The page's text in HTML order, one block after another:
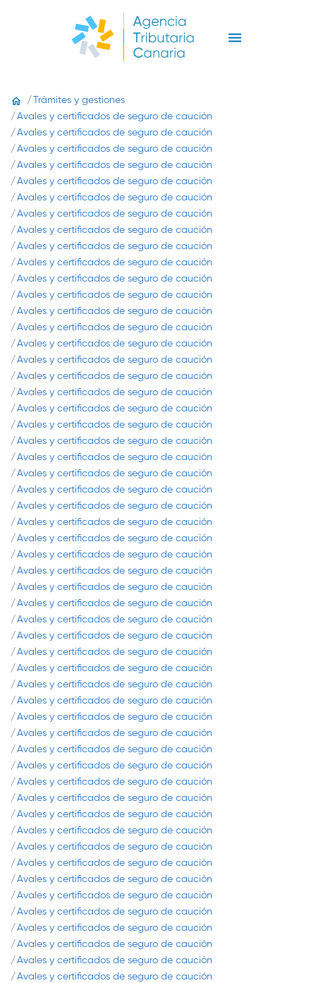
Trámites y gestiones
Avales y certificados de seguro de caución
Avales y certificados de seguro de caución
Avales y certificados de seguro de caución
Avales y certificados de seguro de caución
Avales y certificados de seguro de caución
Avales y certificados de seguro de caución
Avales y certificados de seguro de caución
Avales y certificados de seguro de caución
Avales y certificados de seguro de caución
Avales y certificados de seguro de caución
Avales y certificados de seguro de caución
Avales y certificados de seguro de caución
Avales y certificados de seguro de caución
Avales y certificados de seguro de caución
Avales y certificados de seguro de caución
Avales y certificados de seguro de caución
Avales y certificados de seguro de caución
Avales y certificados de seguro de caución
Avales y certificados de seguro de caución
Avales y certificados de seguro de caución
Avales y certificados de seguro de caución
Avales y certificados de seguro de caución
Avales y certificados de seguro de caución
Avales y certificados de seguro de caución
Avales y certificados de seguro de caución
Avales y certificados de seguro de caución
Avales y certificados de seguro de caución
Avales y certificados de seguro de caución
Avales y certificados de seguro de caución
Avales y certificados de seguro de caución
Avales y certificados de seguro de caución
Avales y certificados de seguro de caución
Avales y certificados de seguro de caución
Avales y certificados de seguro de caución
Avales y certificados de seguro de caución
Avales y certificados de seguro de caución
Avales y certificados de seguro de caución
Avales y certificados de seguro de caución
Avales y certificados de seguro de caución
Avales y certificados de seguro de caución
Avales y certificados de seguro de caución
Avales y certificados de seguro de caución
Avales y certificados de seguro de caución
Avales y certificados de seguro de caución
Avales y certificados de seguro de caución
Avales y certificados de seguro de caución
Avales y certificados de seguro de caución
Avales y certificados de seguro de caución
Avales y certificados de seguro de caución
Avales y certificados de seguro de caución
Avales y certificados de seguro de caución
Avales y certificados de seguro de caución
Avales y certificados de seguro de caución
Avales y certificados de seguro de caución